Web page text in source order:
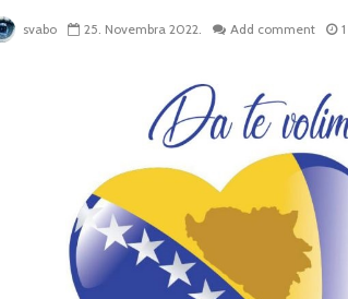
svabo 25. Novembra 2022. Add comment